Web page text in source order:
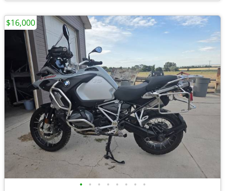
• • • • • • • •
$16,000